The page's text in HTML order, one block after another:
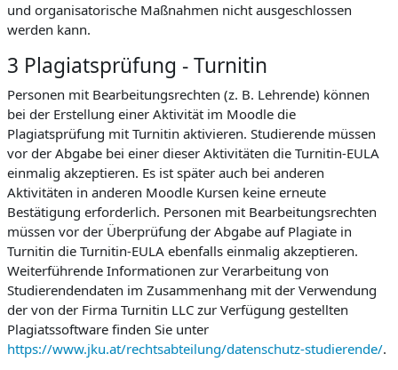
und organisatorische Maßnahmen nicht ausgeschlossen
werden kann.
3 Plagiatsprüfung - Turnitin
Personen mit Bearbeitungsrechten (z. B. Lehrende) können
bei der Erstellung einer Aktivität im Moodle die
Plagiatsprüfung mit Turnitin aktivieren. Studierende müssen
vor der Abgabe bei einer dieser Aktivitäten die Turnitin-EULA
einmalig akzeptieren. Es ist später auch bei anderen
Aktivitäten in anderen Moodle Kursen keine erneute
Bestätigung erforderlich. Personen mit Bearbeitungsrechten
müssen vor der Überprüfung der Abgabe auf Plagiate in
Turnitin die Turnitin-EULA ebenfalls einmalig akzeptieren.
Weiterführende Informationen zur Verarbeitung von
Studierendendaten im Zusammenhang mit der Verwendung
der von der Firma Turnitin LLC zur Verfügung gestellten
Plagiatssoftware finden Sie unter
https://www.jku.at/rechtsabteilung/datenschutz-studierende/.